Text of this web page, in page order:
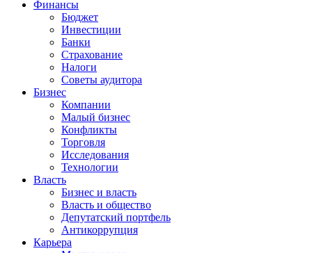
Финансы
Бюджет
Инвестиции
Банки
Страхование
Налоги
Советы аудитора
Бизнес
Компании
Малый бизнес
Конфликты
Торговля
Исследования
Технологии
Власть
Бизнес и власть
Власть и общество
Депутатский портфель
Антикоррупция
Карьера